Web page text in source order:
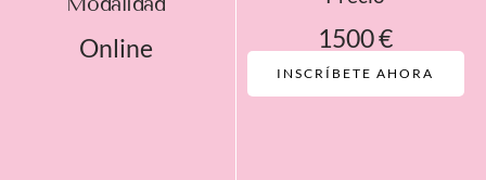
Online 1500 €
INSCRÍBETE AHORA